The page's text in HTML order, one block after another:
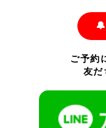
ご予約
友だ